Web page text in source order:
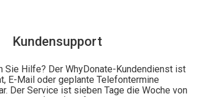
Kundensupport
Sie Hilfe? Der WhyDonate-Kundendienst ist
E-Mail oder geplante Telefontermine
Der Service ist sieben Tage die Woche von